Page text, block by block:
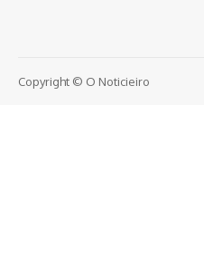
Copyright © O Noticieiro